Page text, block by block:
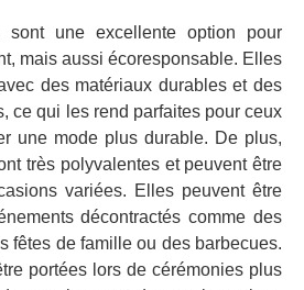
sont une excellente option pour
mais aussi écoresponsable. Elles
des matériaux durables et des
ce qui les rend parfaites pour ceux
une mode plus durable. De plus,
très polyvalentes et peuvent être
variées. Elles peuvent être
décontractés comme des
fêtes de famille ou des barbecues.
portées lors de cérémonies plus